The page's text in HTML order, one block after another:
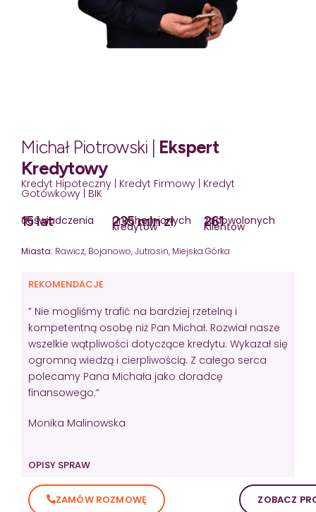
Michał Piotrowski | Ekspert
Kredytowy
Kredyt Hipoteczny | Kredyt Firmowy | Kredyt
Gotówkowy | BIK
15 lat
doświadczenia 235 mln zł
uruchomionych
kredytów 261
zadowolonych
Klientów
Miasta: Rawicz, Bojanowo, Jutrosin, Miejska Górka
REKOMENDACJE
” Nie mogliśmy trafić na bardziej rzetelną i
kompetentną osobę niż Pan Michał. Rozwiał nasze
wszelkie wątpliwości dotyczące kredytu. Wykazał się
ogromną wiedzą i cierpliwością. Z całego serca
polecamy Pana Michała jako doradcę
finansowego.”
Monika Malinowska
OPISY SPRAW
ZAMÓW ROZMOWĘ ZOBACZ